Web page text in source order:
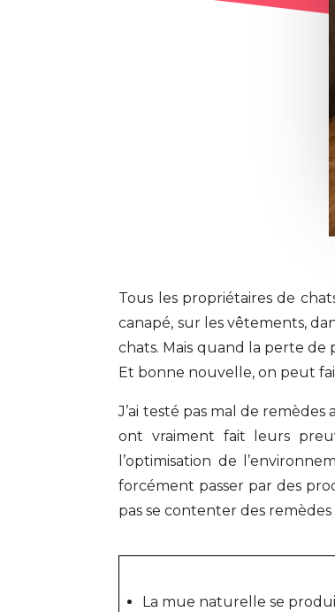
Tous les propriétaires de
canapé, sur les vêtements,
chats. Mais quand la perte de
Et bonne nouvelle, on peut
J’ai testé pas mal de
ont vraiment fait leurs
l’optimisation de
forcément passer par des
pas se contenter des
La mue naturelle se